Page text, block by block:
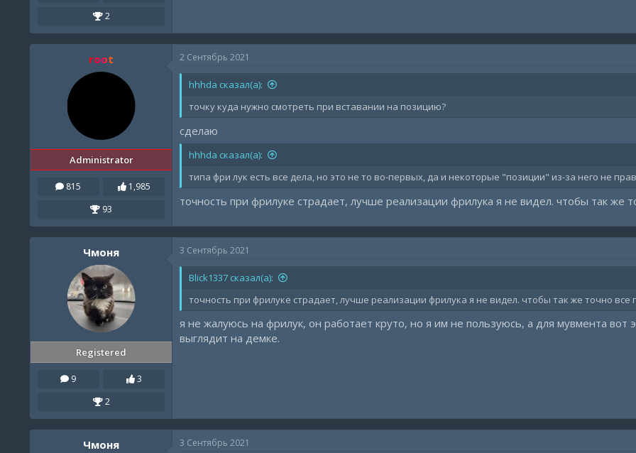
2
root
Administrator
815
1,985
93
2 Сентябрь 2021
hhhda сказал(а):
точку куда нужно смотреть при вставании на позицию?
сделаю
hhhda сказал(а):
типа фри лук есть все дела, но это не то во-первых, да и некоторые "позиции" из-за него не
точность при фрилуке страдает, лучше реализации фрилука я не видел. чтобы так же
Чмоня
Registered
9
3
2
3 Сентябрь 2021
Blick1337 сказал(а):
точность при фрилуке страдает, лучше реализации фрилука я не видел. чтобы так же точно все
я не жалуюсь на фрилук, он работает круто, но я им не пользуюсь, а для мувмента вот
выглядит на демке.
Чмоня 3 Сентябрь 2021